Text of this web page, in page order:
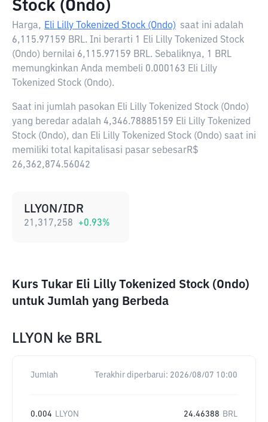
Stock (Ondo)
Harga, Eli Lilly Tokenized Stock (Ondo) saat ini adalah
6,115.97159 BRL. Ini berarti 1 Eli Lilly Tokenized Stock
(Ondo) bernilai 6,115.97159 BRL. Sebaliknya, 1 BRL
memungkinkan Anda membeli 0.000163 Eli Lilly
Tokenized Stock (Ondo).
Saat ini jumlah pasokan Eli Lilly Tokenized Stock (Ondo)
yang beredar adalah 4,346.78885159 Eli Lilly Tokenized
Stock (Ondo), dan Eli Lilly Tokenized Stock (Ondo) saat ini
memiliki total kapitalisasi pasar sebesarR$
26,362,874.56042
LLYON/IDR
21,317,258 +0.93%
Kurs Tukar Eli Lilly Tokenized Stock (Ondo)
untuk Jumlah yang Berbeda
LLYON ke BRL
Jumlah Terakhir diperbarui: 2026/08/07 10:00
0.004 LLYON 24.46388 BRL